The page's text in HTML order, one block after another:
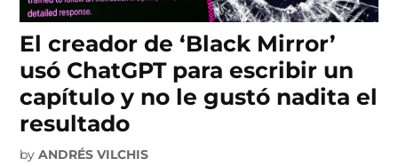
El creador de ‘Black Mirror’
usó ChatGPT para escribir un
capítulo y no le gustó nadita el
resultado
by ANDRÉS VILCHIS